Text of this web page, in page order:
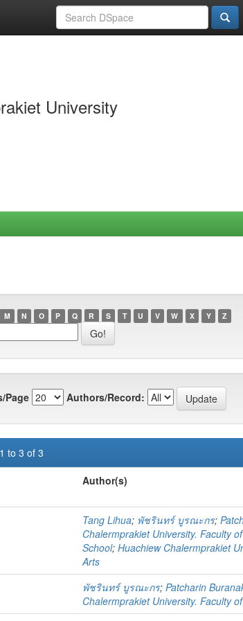
University
M N O P Q R S T U V W X Y Z
Page Authors/Record:
to 3 of 3
Author(s)
Tang Lihua; พัชรินทร์ บูรณะกร;
Chalermprakiet University. Faculty
School; Huachiew Chalermprakiet
Arts
พัชรินทร์ บูรณะกร; Patcharin
Chalermprakiet University. Faculty